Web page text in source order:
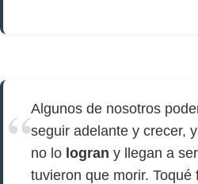
Algunos de nosotros
seguir adelante y crecer,
no lo logran y llegan a
tuvieron que morir.